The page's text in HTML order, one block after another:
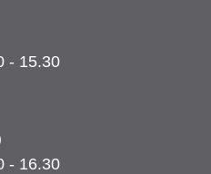
- 15.30
- 16.30